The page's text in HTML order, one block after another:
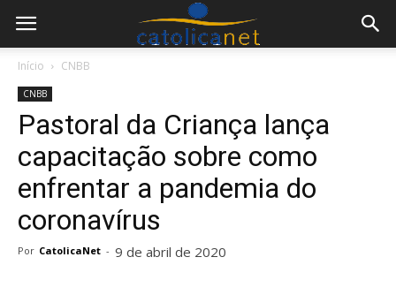
Início CNBB
CNBB
Pastoral da Criança lança
capacitação sobre como
enfrentar a pandemia do
coronavírus
Por CatolicaNet - 9 de abril de 2020